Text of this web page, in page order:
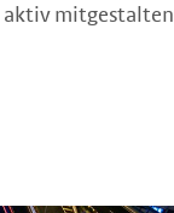
aktiv mitgestalten